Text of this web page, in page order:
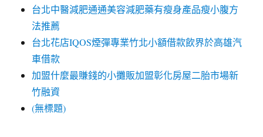
台北中醫減肥通通美容減肥藥有瘦身產品瘦小腹方
法推薦
台北花店IQOS煙彈專業竹北小額借款飲界於高雄汽
車借款
加盟什麼最賺錢的小攤販加盟彰化房屋二胎市場新
竹融資
(無標題)